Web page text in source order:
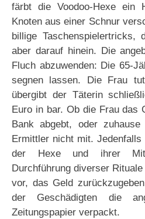
färbt die Voodoo-Hexe ein
Knoten aus einer Schnur
billige Taschenspielertricks,
aber darauf hinein. Die
Fluch abzuwenden: Die 65-
segnen lassen. Die Frau
übergibt der Täterin
Euro in bar. Ob die Frau das
Bank abgebt, oder
Ermittler nicht mit.
der Hexe und ihrer
Durchführung diverser
vor, das Geld
der Geschädigten die
Zeitungspapier verpackt.